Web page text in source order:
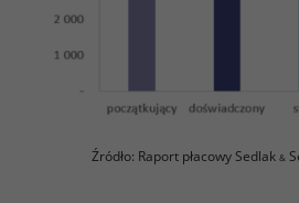
Źródło: Raport płacowy Sedlak &